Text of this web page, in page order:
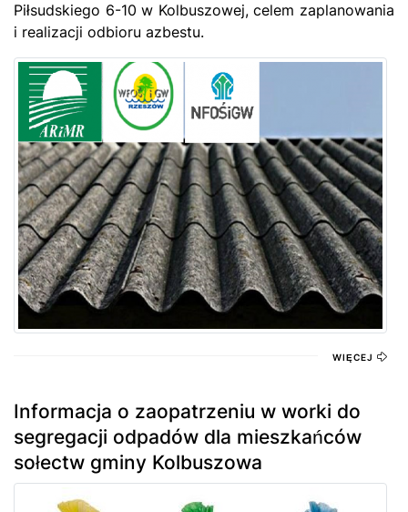
Piłsudskiego 6-10 w Kolbuszowej, celem zaplanowania
i realizacji odbioru azbestu.
WIĘCEJ
Informacja o zaopatrzeniu w worki do
segregacji odpadów dla mieszkańców
sołectw gminy Kolbuszowa